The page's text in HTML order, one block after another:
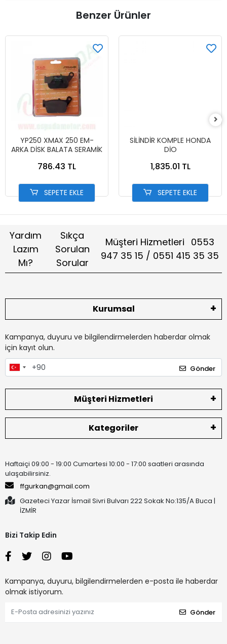
Benzer Ürünler
YP250 XMAX 250 EM-
ARKA DİSK BALATA SERAMİK
786.43 TL
SEPETE EKLE
SİLİNDİR KOMPLE HONDA
DİO
1,835.01 TL
SEPETE EKLE
Yardım
Lazım
Mı?
Sıkça
Sorulan
Sorular
Müşteri Hizmetleri 0553
947 35 15 / 0551 415 35 35
Kurumsal
Kampanya, duyuru ve bilgilendirmelerden haberdar olmak
için kayıt olun.
Gönder
Müşteri Hizmetleri
Kategoriler
Haftaiçi 09:00 - 19:00 Cumartesi 10:00 - 17:00 saatleri arasında
ulaşabilirsiniz.
ffgurkan@gmail.com
Gazeteci Yazar İsmail Sivri Bulvarı 222 Sokak No:135/A Buca |
İZMİR
Bizi Takip Edin
Kampanya, duyuru, bilgilendirmelerden e-posta ile haberdar
olmak istiyorum.
Gönder